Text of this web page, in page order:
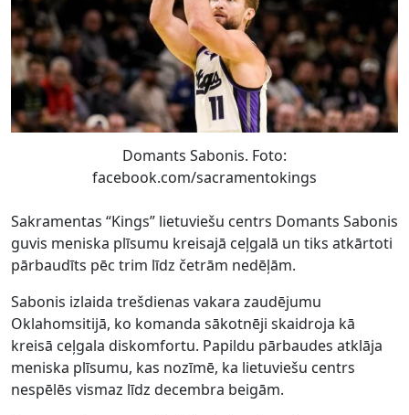
Domants Sabonis. Foto:
facebook.com/sacramentokings
Sakramentas “Kings” lietuviešu centrs Domants Sabonis
guvis meniska plīsumu kreisajā ceļgalā un tiks atkārtoti
pārbaudīts pēc trim līdz četrām nedēļām.
Sabonis izlaida trešdienas vakara zaudējumu
Oklahomsitijā, ko komanda sākotnēji skaidroja kā
kreisā ceļgala diskomfortu. Papildu pārbaudes atklāja
meniska plīsumu, kas nozīmē, ka lietuviešu centrs
nespēlēs vismaz līdz decembra beigām.